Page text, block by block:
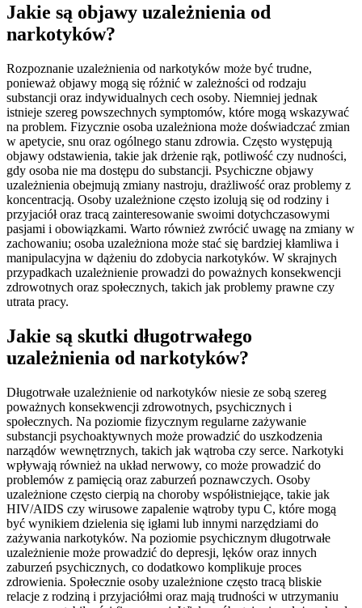
Jakie są objawy uzależnienia od
narkotyków?
Rozpoznanie uzależnienia od narkotyków może być trudne,
ponieważ objawy mogą się różnić w zależności od rodzaju
substancji oraz indywidualnych cech osoby. Niemniej jednak
istnieje szereg powszechnych symptomów, które mogą wskazywać
na problem. Fizycznie osoba uzależniona może doświadczać zmian
w apetycie, snu oraz ogólnego stanu zdrowia. Często występują
objawy odstawienia, takie jak drżenie rąk, potliwość czy nudności,
gdy osoba nie ma dostępu do substancji. Psychiczne objawy
uzależnienia obejmują zmiany nastroju, drażliwość oraz problemy z
koncentracją. Osoby uzależnione często izolują się od rodziny i
przyjaciół oraz tracą zainteresowanie swoimi dotychczasowymi
pasjami i obowiązkami. Warto również zwrócić uwagę na zmiany w
zachowaniu; osoba uzależniona może stać się bardziej kłamliwa i
manipulacyjna w dążeniu do zdobycia narkotyków. W skrajnych
przypadkach uzależnienie prowadzi do poważnych konsekwencji
zdrowotnych oraz społecznych, takich jak problemy prawne czy
utrata pracy.
Jakie są skutki długotrwałego
uzależnienia od narkotyków?
Długotrwałe uzależnienie od narkotyków niesie ze sobą szereg
poważnych konsekwencji zdrowotnych, psychicznych i
społecznych. Na poziomie fizycznym regularne zażywanie
substancji psychoaktywnych może prowadzić do uszkodzenia
narządów wewnętrznych, takich jak wątroba czy serce. Narkotyki
wpływają również na układ nerwowy, co może prowadzić do
problemów z pamięcią oraz zaburzeń poznawczych. Osoby
uzależnione często cierpią na choroby współistniejące, takie jak
HIV/AIDS czy wirusowe zapalenie wątroby typu C, które mogą
być wynikiem dzielenia się igłami lub innymi narzędziami do
zażywania narkotyków. Na poziomie psychicznym długotrwałe
uzależnienie może prowadzić do depresji, lęków oraz innych
zaburzeń psychicznych, co dodatkowo komplikuje proces
zdrowienia. Społecznie osoby uzależnione często tracą bliskie
relacje z rodziną i przyjaciółmi oraz mają trudności w utrzymaniu